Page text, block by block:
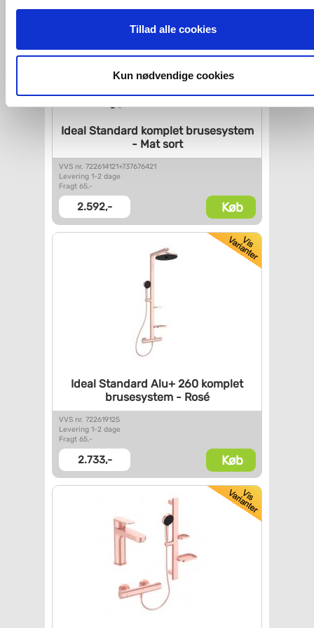
Hvis du accepterer alle cookies, så giver du samtykke til de
ovenfor nævnte formål med de pågældende cookies. Du har
og fra nedenfor. Til enhver tid er det ligeledes muligt, at
dit samtykke, hvis du måtte ønske det.
Du kan se mere om, hvordan vi behandler dine
personoplysninger, ved at klikke
her
Tillad alle cookies
Kun nødvendige cookies
Ideal Standard kompletbrusesystem
- Mat sort
VVS nr. 722614121+737676421
Levering 1-2 dage
Fragt 65,-
2.592,- Køb
Ideal Standard Alu+ 260 komplet
brusesystem - Rosé
VVS nr. 722619125
Levering 1-2 dage
Fragt 65,-
2.733,- Køb